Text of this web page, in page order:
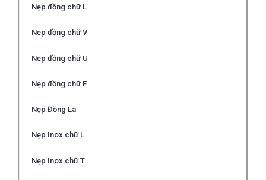
Nẹp đồng chữ L
Nẹp đồng chữ V
Nẹp đồng chữ U
Nẹp đồng chữ F
Nẹp Đồng La
Nẹp Inox chữ L
Nẹp Inox chữ T